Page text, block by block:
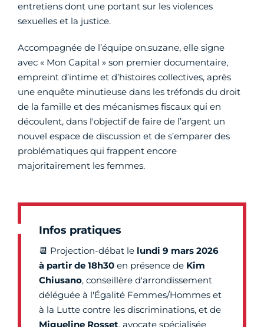
entretiens dont une portant sur les violences
sexuelles et la justice.
Accompagnée de l’équipe on.suzane, elle signe
avec « Mon Capital » son premier documentaire,
empreint d’intime et d’histoires collectives, après
une enquête minutieuse dans les tréfonds du droit
de la famille et des mécanismes fiscaux qui en
découlent, dans l'objectif de faire de l’argent un
nouvel espace de discussion et de s’emparer des
problématiques qui frappent encore
majoritairement les femmes.
Infos pratiques
📆 Projection-débat le lundi 9 mars 2026
à partir de 18h30 en présence de Kim
Chiusano, conseillère d'arrondissement
déléguée à l'Égalité Femmes/Hommes et
à la Lutte contre les discriminations, et de
Migueline Rosset, avocate spécialisée